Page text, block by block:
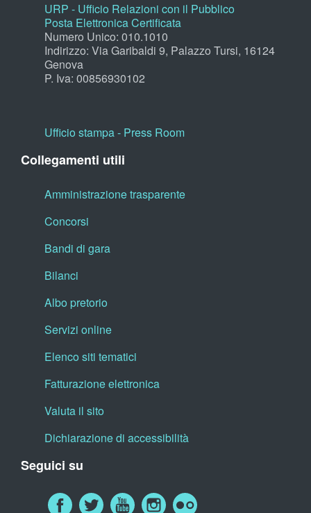
URP - Ufficio Relazioni con il Pubblico
Posta Elettronica Certificata
Numero Unico: 010.1010
Indirizzo: Via Garibaldi 9, Palazzo Tursi, 16124
Genova
P. Iva: 00856930102
Ufficio stampa - Press Room
Collegamenti utili
Amministrazione trasparente
Concorsi
Bandi di gara
Bilanci
Albo pretorio
Servizi online
Elenco siti tematici
Fatturazione elettronica
Valuta il sito
Dichiarazione di accessibilità
Seguici su